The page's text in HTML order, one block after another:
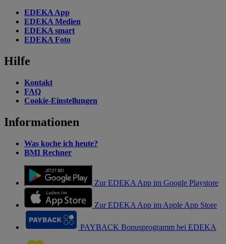
EDEKA App
EDEKA Medien
EDEKA smart
EDEKA Foto
Hilfe
Kontakt
FAQ
Cookie-Einstellungen
Informationen
Was koche ich heute?
BMI Rechner
Zur EDEKA App im Google Playstore
Zur EDEKA App im Apple App Store
PAYBACK Bonusprogramm bei EDEKA